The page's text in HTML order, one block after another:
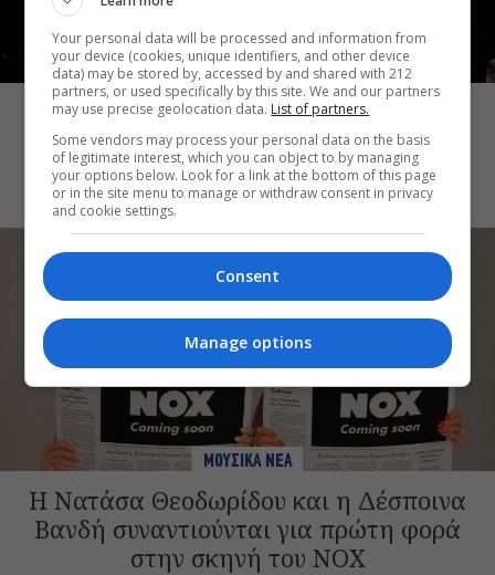
ΜΟΥΣΙΚΑ ΝΕΑ
Σωκράτης Μάλαμας: Τον Σεπτέμβριο
στο Κατράκειο για δύο τελευταίες
καλοκαιρινές συναυλίες
ΜΟΥΣΙΚΑ ΝΕΑ
H Νατάσα Θεοδωρίδου και η Δέσποινα
Βανδή συναντιούνται για πρώτη φορά
στην σκηνή του NOX
Your personal data will be processed and information from
your device (cookies, unique identifiers, and other device
data) may be stored by, accessed by and shared with 212
partners, or used specifically by this site. We and our partners
may use precise geolocation data. List of partners.
Some vendors may process your personal data on the basis
of legitimate interest, which you can object to by managing
your options below. Look for a link at the bottom of this page
or in the site menu to manage or withdraw consent in privacy
and cookie settings.
Consent
Manage options